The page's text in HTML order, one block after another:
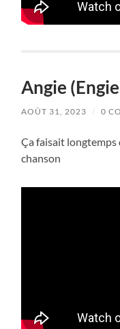
Angie
AOÛT 31, 2023 / 0
Ça faisait longtemps
chanson